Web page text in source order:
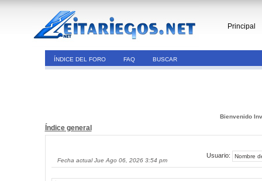
Principal
ÍNDICE DEL FORO FAQ BUSCAR
Bienvenido
Índice general
Fecha actual Jue Ago 06, 2026 3:54 pm
Usuario: